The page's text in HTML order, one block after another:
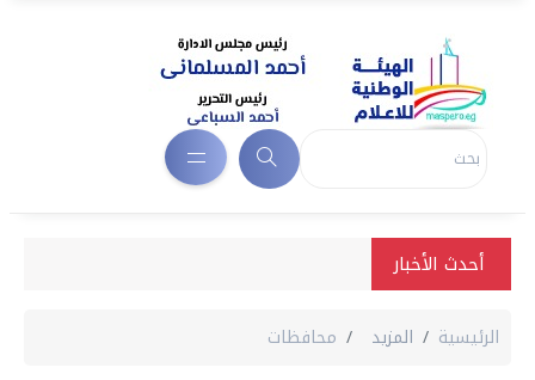
أحدث الأخبار
الرئيسية المزيد محافظات